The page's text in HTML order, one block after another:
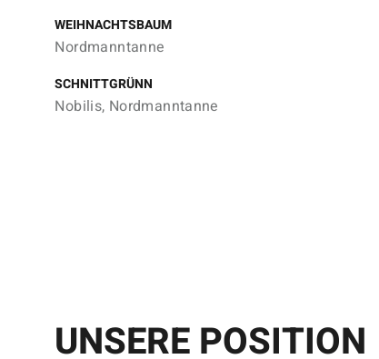
WEIHNACHTSBAUM
Nordmanntanne
SCHNITTGRÜNN
Nobilis, Nordmanntanne
UNSERE POSITION